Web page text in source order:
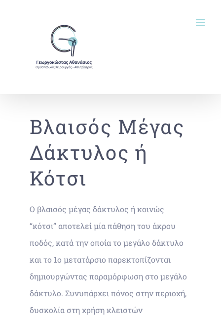
Βλαισός Μέγας
Δάκτυλος ή
Κότσι
Ο βλαισός μέγας δάκτυλος ή κοινώς
“κότσι” αποτελεί μία πάθηση του άκρου
ποδός, κατά την οποία το μεγάλο δάκτυλο
και το 1ο μετατάρσιο παρεκτοπίζονται
δημιουργώντας παραμόρφωση στο μεγάλο
δάκτυλο. Συνυπάρχει πόνος στην περιοχή,
δυσκολία στη χρήση κλειστών